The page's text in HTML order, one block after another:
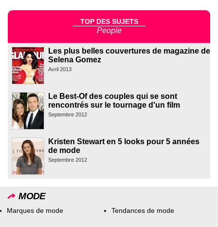
TOP DES SUJETS
People
Les plus belles couvertures de magazine de
Selena Gomez
Avril 2013
Le Best-Of des couples qui se sont
rencontrés sur le tournage d'un film
Septembre 2012
Kristen Stewart en 5 looks pour 5 années
de mode
Septembre 2012
MODE
Marques de mode Tendances de mode